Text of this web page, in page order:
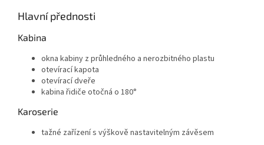
Hlavní přednosti
Kabina
okna kabiny z průhledného a nerozbitného plastu
otevírací kapota
otevírací dveře
kabina řidiče otočná o 180°
Karoserie
tažné zařízení s výškově nastavitelným závěsem